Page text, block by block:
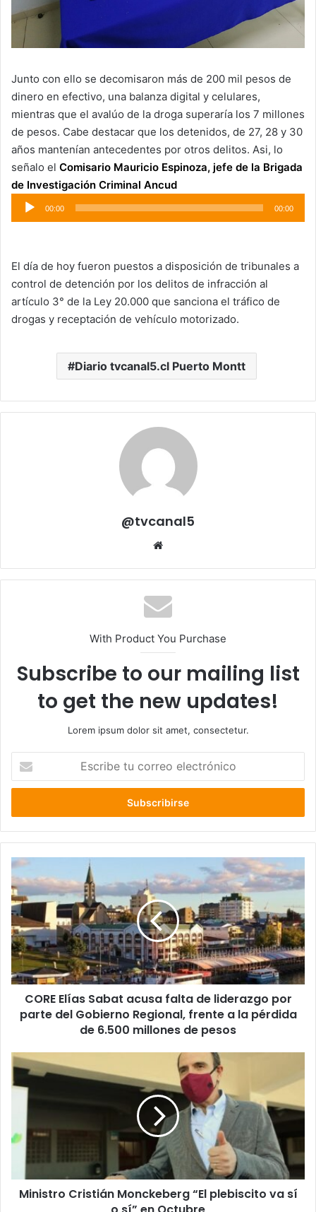
Junto con ello se decomisaron más de 200 mil pesos de
dinero en efectivo, una balanza digital y celulares,
mientras que el avalúo de la droga superaría los 7 millones
de pesos. Cabe destacar que los detenidos, de 27, 28 y 30
años mantenían antecedentes por otros delitos. Asi, lo
señalo el Comisario Mauricio Espinoza, jefe de la Brigada
de Investigación Criminal Ancud
Reproductor
de
00:00 00:00
El día de hoy fueron puestos a disposición de tribunales a
control de detención por los delitos de infracción al
artículo 3° de la Ley 20.000 que sanciona el tráfico de
drogas y receptación de vehículo motorizado.
Diario tvcanal5.cl Puerto Montt
@tvcanal5
With Product You Purchase
Subscribe to our mailing list
to get the new updates!
Lorem ipsum dolor sit amet, consectetur.
correo
CORE
Elías
Sabat
acusa
falta
de
liderazgo
por
parte
Gobierno
a
la
pérdida
millones
de
pesos
CORE Elías Sabat acusa falta de liderazgo por
parte del Gobierno Regional, frente a la pérdida
de 6.500 millones de pesos
Ministro
Cristián
Monckeberg
va
sí
sí”
enMinistro Cristián Monckeberg “El plebiscito va sí